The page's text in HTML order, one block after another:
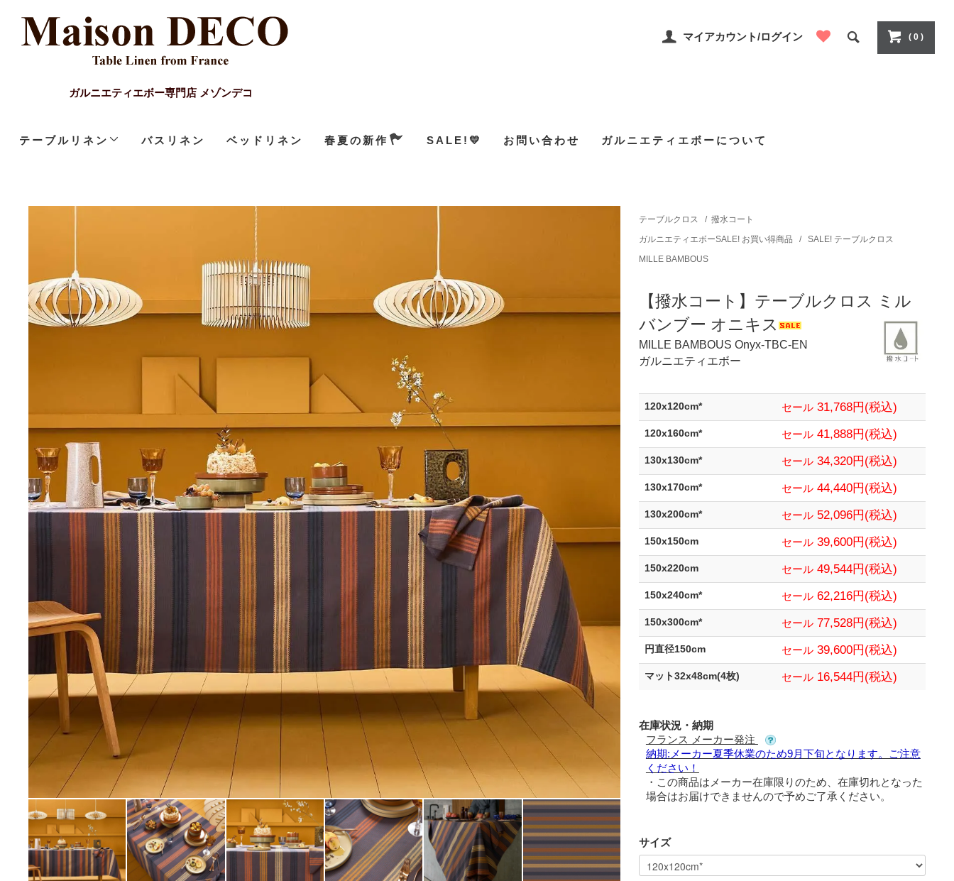
ガルニエティエボー専門店 メゾンデコ
マイアカウント/ログイン ( 0 )
テーブルリネン バスリネン ベッドリネン 春夏の新作 SALE!💛 お問い合わせ ガルニエティエボーについて
テーブルクロス / 撥水コート
ガルニエティエボーSALE! お買い得商品
/ SALE! テーブルクロス
MILLE BAMBOUS
【撥水コート】テーブルクロス ミル
バンブー オニキス
MILLE BAMBOUS Onyx-TBC-EN
ガルニエティエボー
120x120cm* セール31,768円(税込)
120x160cm* セール41,888円(税込)
130x130cm* セール34,320円(税込)
130x170cm* セール44,440円(税込)
130x200cm* セール52,096円(税込)
150x150cm セール39,600円(税込)
150x220cm セール49,544円(税込)
150x240cm* セール62,216円(税込)
150x300cm* セール77,528円(税込)
円直径150cm セール39,600円(税込)
マット32x48cm(4枚) セール16,544円(税込)
在庫状況・納期
フランス メーカー発注
納期:メーカー夏季休業のため9月下旬となります。ご注意
ください！
・この商品はメーカー在庫限りのため、在庫切れとなった
場合はお届けできませんので予めご了承ください。
サイズ